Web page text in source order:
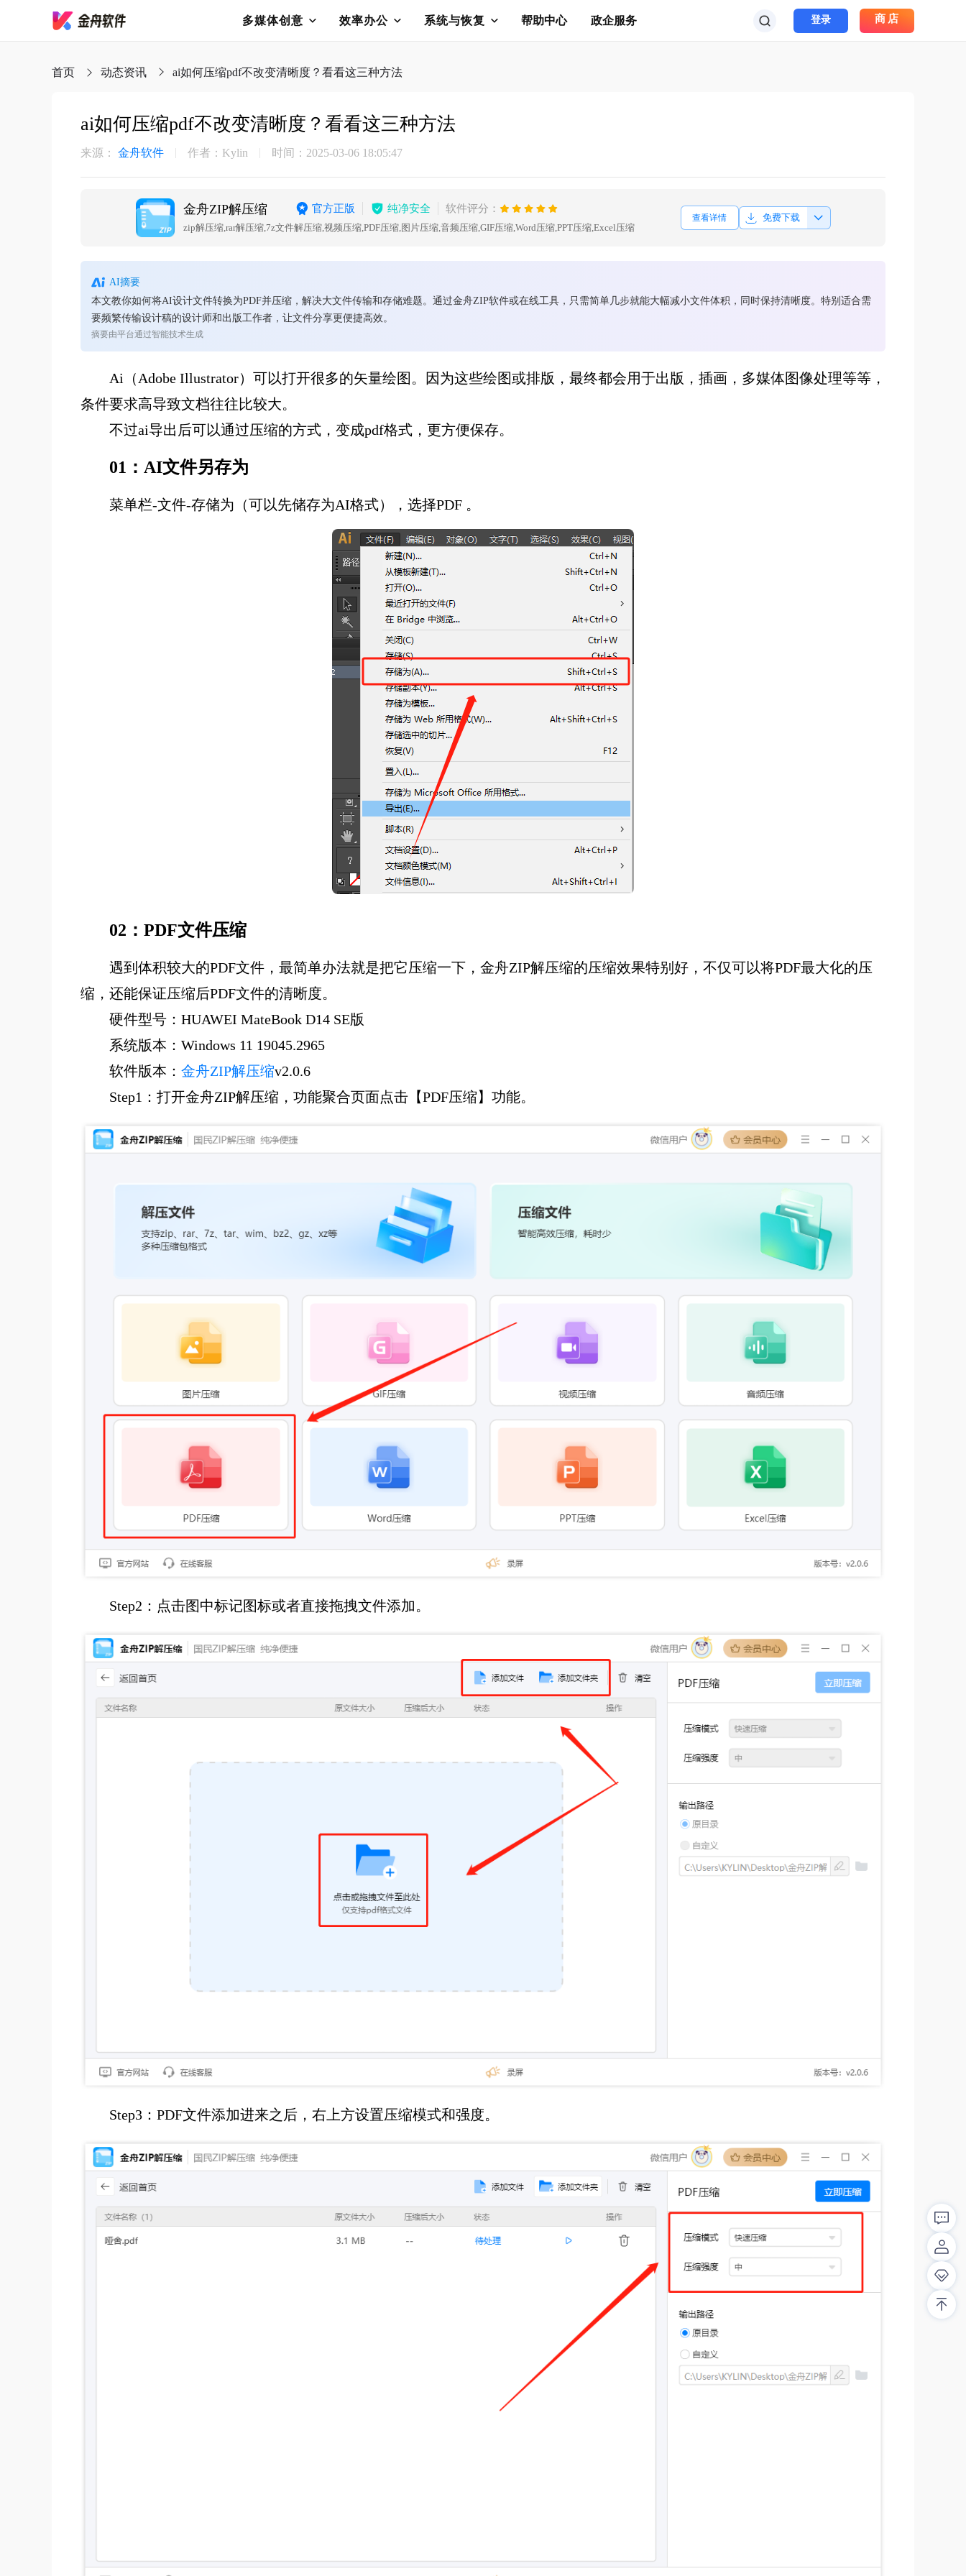
多媒体创意 效率办公 系统与恢复 帮助中心 政企服务 登录 商店
首页 动态资讯 ai如何压缩pdf不改变清晰度？看看这三种方法
ai如何压缩pdf不改变清晰度？看看这三种方法
来源： 金舟软件 作者：Kylin 时间：2025-03-06 18:05:47
金舟ZIP解压缩 官方正版 纯净安全 软件评分：
zip解压缩,rar解压缩,7z文件解压缩,视频压缩,PDF压缩,图片压缩,音频压缩,GIF压缩,Word压缩,PPT压缩,Excel压缩
查看详情 免费下载
AI摘要
本文教你如何将AI设计文件转换为PDF并压缩，解决大文件传输和存储难题。通过金舟ZIP软件或在线工具，只需简单几步就能大幅减小文件体积，同时保持清晰度。特别适合需
要频繁传输设计稿的设计师和出版工作者，让文件分享更便捷高效。
摘要由平台通过智能技术生成
Ai（Adobe Illustrator）可以打开很多的矢量绘图。因为这些绘图或排版，最终都会用于出版，插画，多媒体图像处理等等，
条件要求高导致文档往往比较大。
不过ai导出后可以通过压缩的方式，变成pdf格式，更方便保存。
01：AI文件另存为
菜单栏-文件-存储为（可以先储存为AI格式），选择PDF 。
02：PDF文件压缩
遇到体积较大的PDF文件，最简单办法就是把它压缩一下，金舟ZIP解压缩的压缩效果特别好，不仅可以将PDF最大化的压
缩，还能保证压缩后PDF文件的清晰度。
硬件型号：HUAWEI MateBook D14 SE版
系统版本：Windows 11 19045.2965
软件版本： 金舟ZIP解压缩v2.0.6
Step1：打开金舟ZIP解压缩，功能聚合页面点击【PDF压缩】功能。
Step2：点击图中标记图标或者直接拖拽文件添加。
Step3：PDF文件添加进来之后，右上方设置压缩模式和强度。